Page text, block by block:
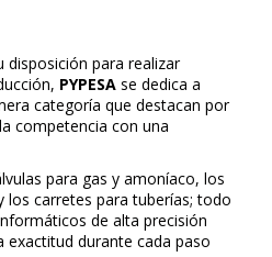
disposición para realizar
PYPESA se dedica a
categoría que destacan por
competencia con una
para gas y amoníaco, los
los carretes para tuberías; todo
de alta precisión
exactitud durante cada paso